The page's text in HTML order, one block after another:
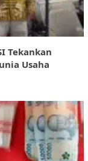
Tekankan
Usaha